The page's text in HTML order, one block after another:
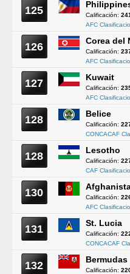
125 Calificación:
AFC
126 Corea del
Calificación:
AFC
127 Kuwait
Calificación:
AFC
128 Belice
Calificación:
CONCACAF
128 Lesotho
Calificación:
CAF
130 Calificación:
AFC
131 St. Lucia
Calificación:
CONCACAF
132 Bermudas
Calificación: